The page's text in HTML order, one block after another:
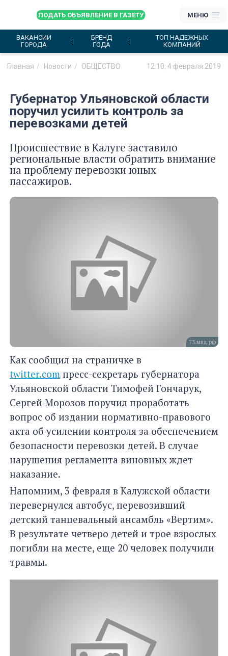
ПОДАТЬ ОБЪЯВЛЕНИЕ В ГАЗЕТУ МЕНЮ
ВАКАНСИИ
ГОРОДА
БРЕНД
ГОДА
ТОП НАДЕЖНЫХ
КОМПАНИЙ
Главная Новости ОБЩЕСТВО 12:10, 4 февраля 2019
Губернатор Ульяновской области
поручил усилить контроль за
перевозками детей
Происшествие в Калуге заставило
региональные власти обратить внимание
на проблему перевозки юных
пассажиров.
73.мвд.рф
Как сообщил на страничке в
twitter.com пресс-секретарь губернатора
Ульяновской области Тимофей Гончарук,
Сергей Морозов поручил проработать
вопрос об издании нормативно-правового
акта об усилении контроля за обеспечением
безопасности перевозки детей. В случае
нарушения регламента виновных ждет
наказание.
Напомним, 3 февраля в Калужской области
перевернулся автобус, перевозивший
детский танцевальный ансамбль «Вертим».
В результате четверо детей и трое взрослых
погибли на месте, еще 20 человек получили
травмы.